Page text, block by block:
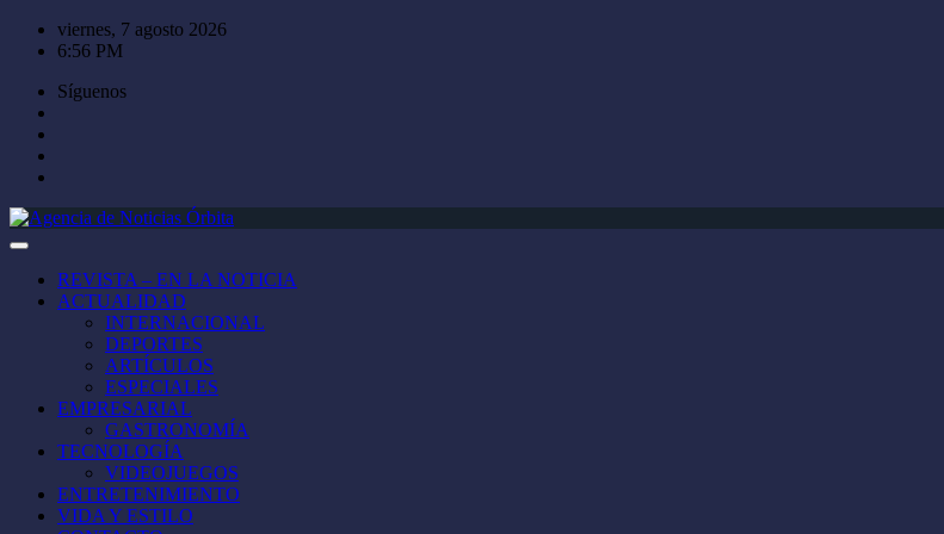
Saltar
viernes, 7 agosto 2026
6:56 PM
Síguenos
REVISTA – EN LA NOTICIA
ACTUALIDAD
INTERNACIONAL
DEPORTES
ARTÍCULOS
ESPECIALES
EMPRESARIAL
GASTRONOMÍA
TECNOLOGÍA
VIDEOJUEGOS
ENTRETENIMIENTO
VIDA Y ESTILO